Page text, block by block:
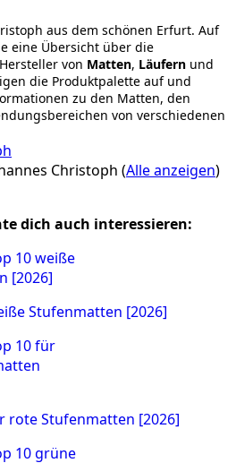
aus dem schönen Erfurt. Auf
eine Übersicht über die
von Matten, Läufern und
die Produktpalette auf und
zu den Matten, den
von verschiedenen
Christoph (Alle anzeigen)
dich auch interessieren:
Stufenmatten [2026]
rote Stufenmatten [2026]